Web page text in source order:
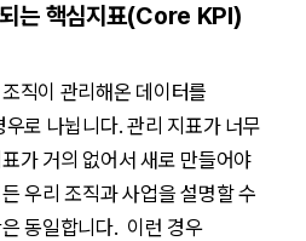
는 핵심지표(Core KPI)
직이 관리해온 데이터를
로 나뉩니다. 관리 지표가 너무
가 거의 없어서 새로 만들어야
우리 조직과 사업을 설명할 수
동일합니다. 이런 경우